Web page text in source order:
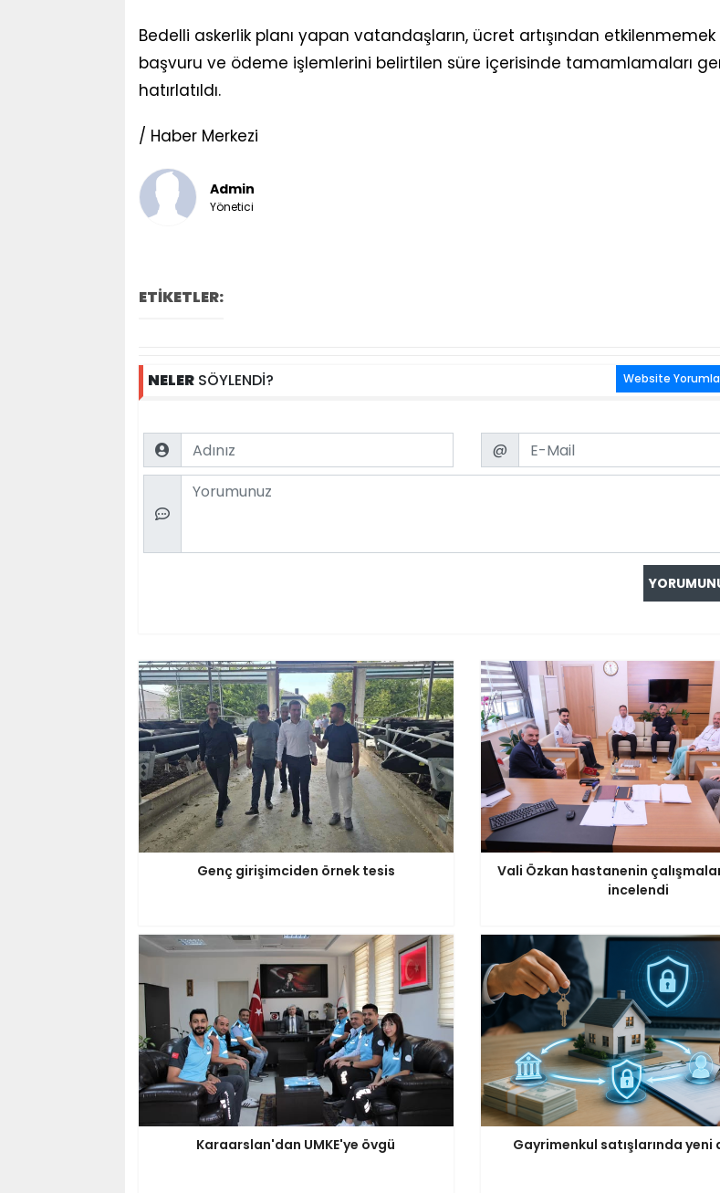
Bedelli askerlik planı yapan vatandaşların, ücret artışından
başvuru ve ödeme işlemlerini belirtilen süre içerisinde tamamlamaları
hatırlatıldı.
/ Haber Merkezi
Admin
Yönetici
ETİKETLER:
NELERSÖYLENDİ? Website
Name Email
@
Comment
Genç girişimciden örnek tesis
Vali Özkan hastanenin
incelendi
Karaarslan'dan UMKE'ye övgü Gayrimenkul satışlarında yeni